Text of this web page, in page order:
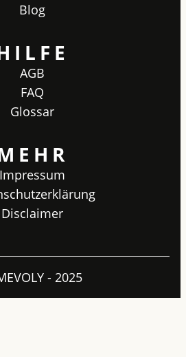
Blog
AGB
FAQ
Glossar
Impressum
Disclaimer
- 2025